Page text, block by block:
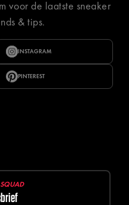
voor de laatste sneaker
& tips.
INSTAGRAM
PINTEREST